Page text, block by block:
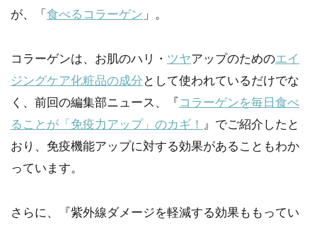
が、「 食べるコラーゲン 」。
コラーゲンは、お肌のハリ・ ツヤアップのためのエイ
ジングケア化粧品の成分 として使われているだけでな
く、前回の編集部ニュース、『 コラーゲンを毎日食べ
ることが「免疫力アップ」のカギ！
』でご紹介したと
おり、免疫機能アップに対する効果があることもわか
っています。
さらに、『紫外線ダメージを軽減する効果ももってい